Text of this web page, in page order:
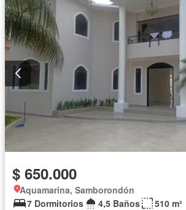
$ 650.000
Aquamarina, Samborondón
7 Dormitorios
4,5 Baños
510 m²